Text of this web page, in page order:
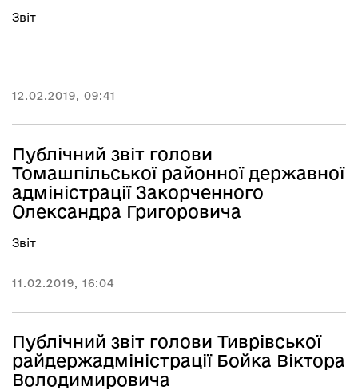
Звіт
12.02.2019, 09:41
Публічний звіт голови
Томашпільської районної державної
адміністрації Закорченного
Олександра Григоровича
Звіт
11.02.2019, 16:04
Публічний звіт голови Тиврівської
райдержадміністрації Бойка Віктора
Володимировича